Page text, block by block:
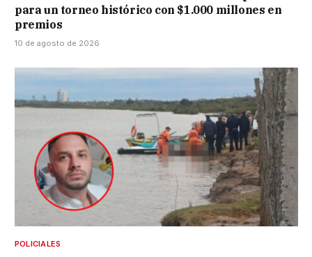
para un torneo histórico con $1.000 millones en
premios
10 de agosto de 2026
POLICIALES